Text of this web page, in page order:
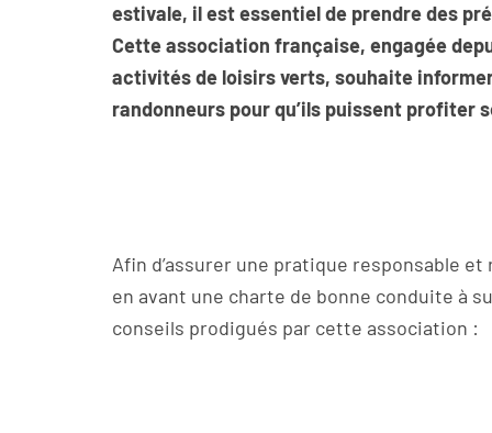
estivale, il est essentiel de prendre des
Cette association française, engagée
activités de loisirs verts, souhaite
randonneurs pour qu’ils puissent profiter
Afin d’assurer une pratique responsable et
en avant une charte de bonne conduite à
conseils prodigués par cette association :